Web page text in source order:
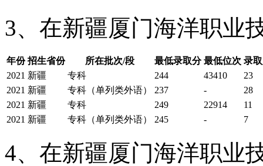
3、在新疆厦门海洋职业
年份 招生省份 所在批次/段 最低录取分 最低位次 录
2021 新疆 专科 244 43410
23
2021 新疆 专科（单列类外语） 237 -
28
2021 新疆 专科 249 22914
11
2021 新疆 专科（单列类外语） 245 - 7
4、在新疆厦门海洋职业